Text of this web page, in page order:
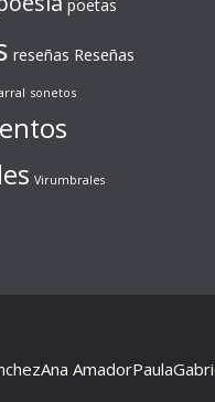
poetas
reseñas Reseñas
sonetos
Virumbrales
Ana AmadorPaula